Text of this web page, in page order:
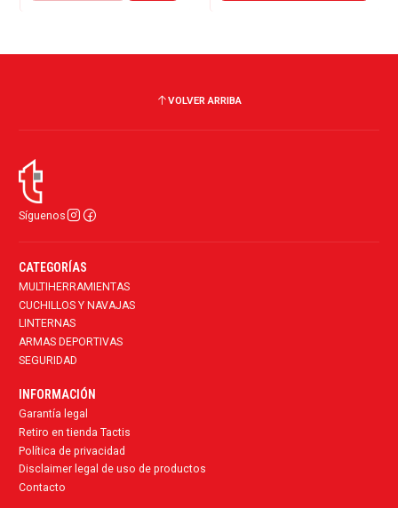
VOLVER ARRIBA
Síguenos
CATEGORÍAS
MULTIHERRAMIENTAS
CUCHILLOS Y NAVAJAS
LINTERNAS
ARMAS DEPORTIVAS
SEGURIDAD
INFORMACIÓN
Garantía legal
Retiro en tienda Tactis
Política de privacidad
Disclaimer legal de uso de productos
Contacto